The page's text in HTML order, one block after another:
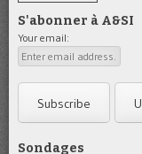
S'abonner à A&SI
Your email:
Sondages